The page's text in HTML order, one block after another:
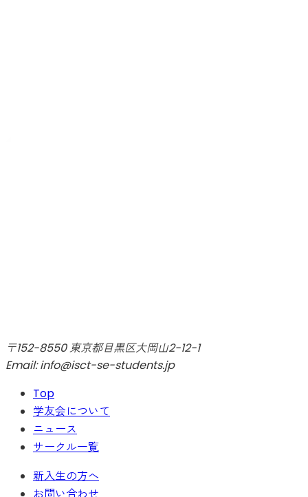
〒152-8550 東京都目黒区大岡山2-12-1
Email: info@isct-se-students.jp
Top
学友会について
ニュース
サークル一覧
新入生の方へ
お問い合わせ